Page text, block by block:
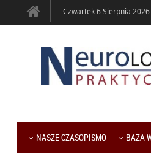
Czwartek 6 Sierpnia 2026
NASZE CZASOPISMO BAZA